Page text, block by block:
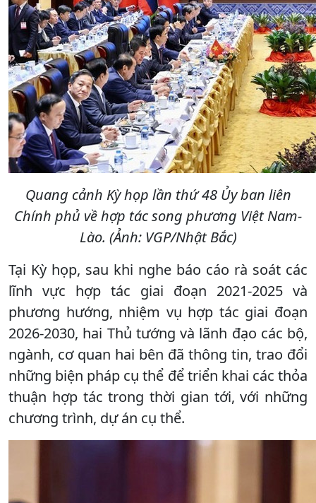
Quang cảnh Kỳ họp lần thứ 48 Ủy ban liên
Chính phủ về hợp tác song phương Việt Nam-
Lào. (Ảnh: VGP/Nhật Bắc)
Tại Kỳ họp, sau khi nghe báo cáo rà soát các
lĩnh vực hợp tác giai đoạn 2021-2025 và
phương hướng, nhiệm vụ hợp tác giai đoạn
2026-2030, hai Thủ tướng và lãnh đạo các bộ,
ngành, cơ quan hai bên đã thông tin, trao đổi
những biện pháp cụ thể để triển khai các thỏa
thuận hợp tác trong thời gian tới, với những
chương trình, dự án cụ thể.